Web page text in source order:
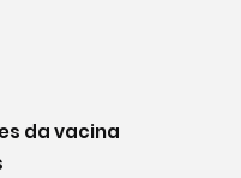
da vacina